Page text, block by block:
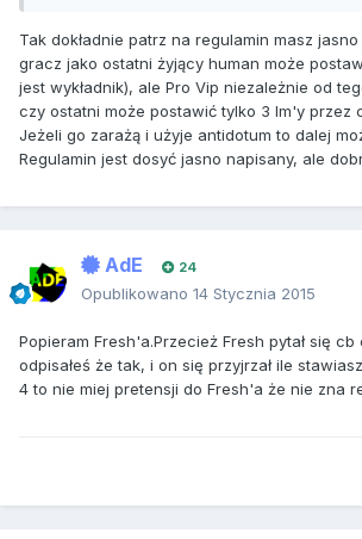
Tak dokładnie patrz na regulamin masz
gracz jako ostatni żyjący human może
jest wykładnik), ale Pro Vip niezależnie od
czy ostatni może postawić tylko 3 lm'y przez
Jeżeli go zarażą i użyje antidotum to dalej
Regulamin jest dosyć jasno napisany, ale
AdE 24
Opublikowano 14 Stycznia 2015
Popieram Fresh'a.Przecież Fresh pytał się
odpisałeś że tak, i on się przyjrzał ile
4 to nie miej pretensji do Fresh'a że nie zna